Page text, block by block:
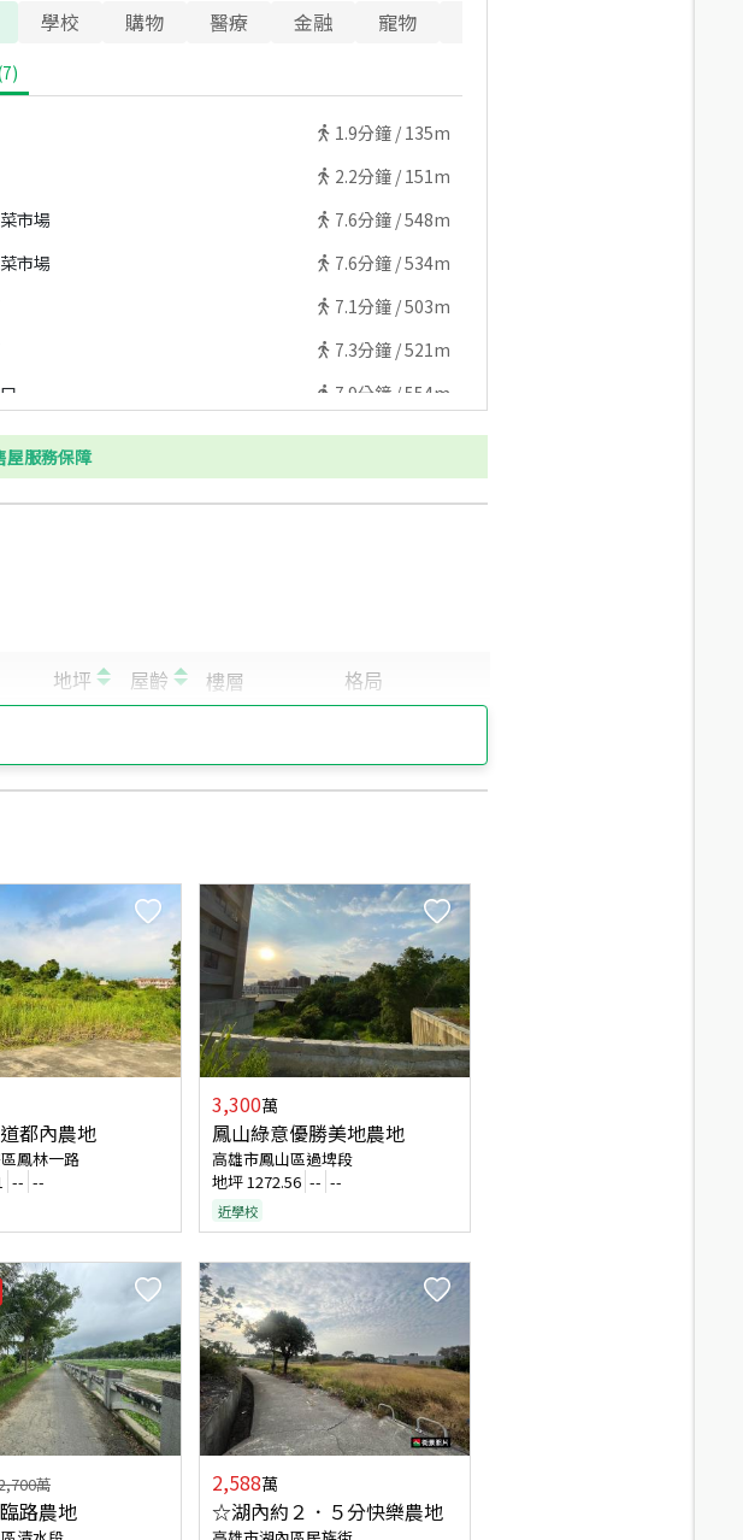
學校 購物 醫療 金融 寵物
7)
1.9分鐘 / 135m
2.2分鐘 / 151m
市場 7.6分鐘 /548m
市場 7.6分鐘 /534m
7.1分鐘 /503m
7.3分鐘 /521m
7.9分鐘 / 554m
屋服務保障
都內農地
鳳林一路
-- --
3,300萬
鳳山綠意優勝美地農地
高雄市鳳山區過埤段
地坪1272.56 -- --
近學校
萬
路農地
2,588萬
☆湖內約２．５分快樂農地